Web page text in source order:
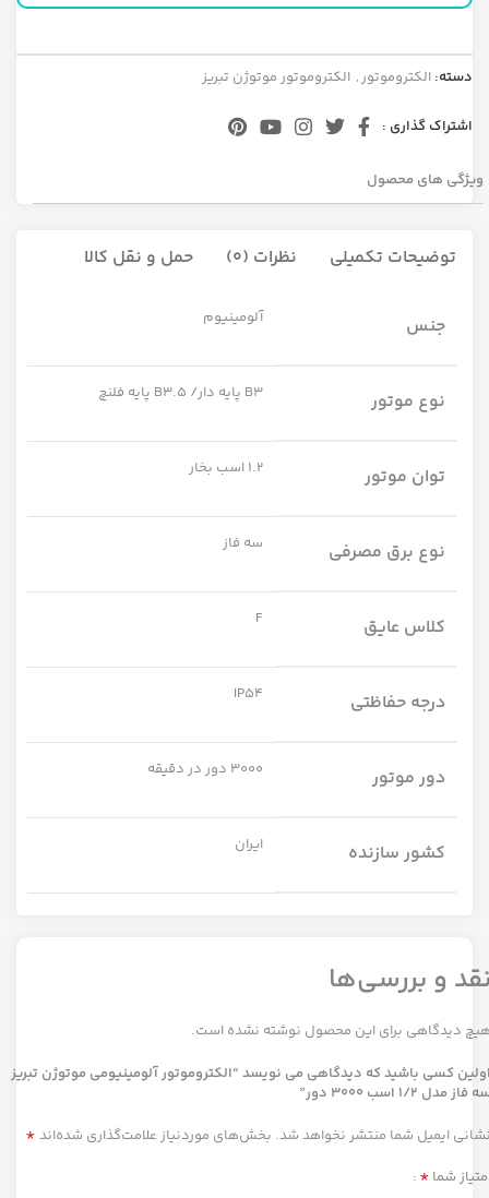
دسته: الکتروموتور , الکتروموتور موتوژن تبریز
اشتراک گذاری :
ویژگی های محصول
توضیحات تکمیلی نظرات (0) حمل و نقل کالا
جنس آلومینیوم
نوع موتور B3 پایه دار/ B3.5 پایه فلنچ
توان موتور 1.2 اسب بخار
نوع برق مصرفی سه فاز
کلاس عایق F
درجه حفاظتی IP54
دور موتور 3000 دور در دقیقه
کشور سازنده ایران
و بررسی‌ها
دیدگاهی برای این محصول نوشته نشده است.
کسی باشید که دیدگاهی می نویسد “الکتروموتور آلومینیومی موتوژن تبریز
فاز مدل 1/2 اسب 3000 دور”
ایمیل شما منتشر نخواهد شد. بخش‌های موردنیاز علامت‌گذاری شده‌اند *
شما *